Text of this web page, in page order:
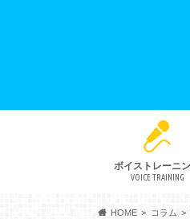
ボイストレーニ
VOICE TRAINING
HOME コラム